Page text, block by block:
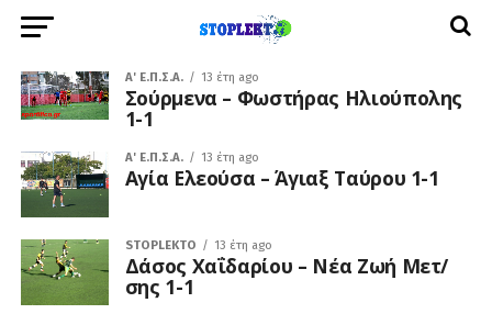
A' Ε.Π.Σ.Α. 13 έτη ago
Σούρμενα – Φωστήρας Ηλιούπολης
1-1
A' Ε.Π.Σ.Α. 13 έτη ago
Αγία Ελεούσα – Άγιαξ Ταύρου 1-1
STOPLEKTO 13 έτη ago
Δάσος Χαΐδαρίου – Νέα Ζωή Μετ/
σης 1-1